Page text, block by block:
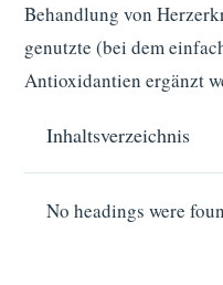
Behandlung von
genutzte (bei dem
Antioxidantien ergänzt
Inhaltsverzeichnis
No headings were